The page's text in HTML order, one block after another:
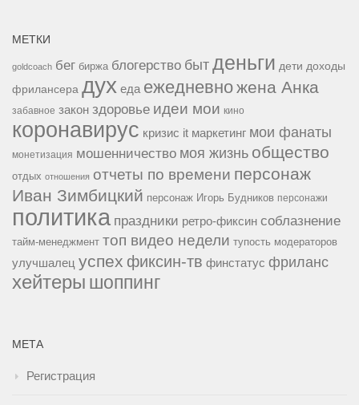
МЕТКИ
goldcoach бег биржа блогерство быт деньги дети доходы
фрилансера дух еда ежедневножена Анка
забавное закон здоровье идеи мои кино
коронавирус кризис it маркетинг мои фанаты
монетизация мошенничество моя жизнь общество
отдых отношения отчеты по времени персонаж
Иван Зимбицкий персонаж Игорь Будников персонажи
политика праздники ретро-фиксин соблазнение
тайм-менеджмент топ видео недели тупость модераторов
улучшалец успех фиксин-тв финстатус фриланс
хейтеры шоппинг
МЕТА
Регистрация